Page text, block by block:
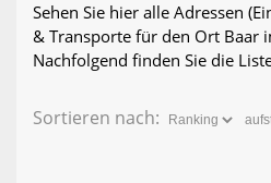
Sehen Sie hier alle Adressen
& Transporte für den Ort Baar
Nachfolgend finden Sie die
Sortieren nach: